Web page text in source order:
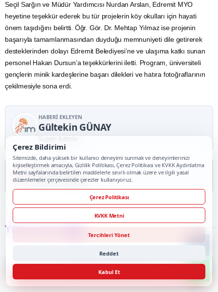
Seçil Sarğın ve Müdür Yardımcısı Nurdan Arslan, Edremit MYO
heyetine teşekkür ederek bu tür projelerin köy okulları için hayati
önem taşıdığını belirtti. Öğr. Gör. Dr. Mehtap Yılmaz ise projenin
başarıyla tamamlanmasından duyduğu memnuniyeti dile getirerek
desteklerinden dolayı Edremit Belediyesi’ne ve ulaşıma katkı sunan
personel Hakan Dursun’a teşekkürlerini iletti. Program, üniversiteli
gençlerin minik kardeşlerine başarı dilekleri ve hatıra fotoğraflarının
çekilmesiyle sona erdi.
HABERI EKLEYEN
Gültekin GÜNAY
HABER KAYNAĞI
Punto Haber
YORUMLAR
İlk Yorumu Siz Yapın
Çerez Bildirimi
Sitemizde, daha yüksek bir kullanıcı deneyimi sunmak ve deneyimlerinizi
kişiselleştirmek amacıyla, Gizlilik Politikası, Çerez Politikası ve KVKK Aydınlatma
Metni sayfalarında belirtilen maddelerle sınırlı olmak üzere ve ilgili yasal
düzenlemeler çerçevesinde çerezler kullanıyoruz.
Çerez Politikası
KVKK Metni
Tercihleri Yönet
Reddet
Kabul Et